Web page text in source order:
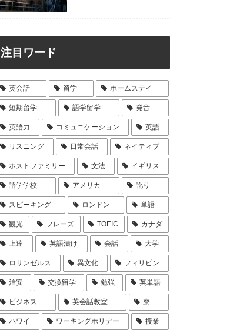
注目ワード
英会話 留学 ホームステイ
短期留学 語学留学 発音
英語力 コミュニケーション 英語
リスニング 日常会話 ネイティブ
ホストファミリー 文法 イギリス
語学学校 アメリカ 訛り
スピーキング ロンドン 単語
観光 フレーズ TOEIC カナダ
上達 英語漬け 会話 大学
ロサンゼルス 異文化 フィリピン
治安 交換留学 勉強 英単語
ビジネス 英会話教室 寮
ハワイ ワーキングホリデー 授業